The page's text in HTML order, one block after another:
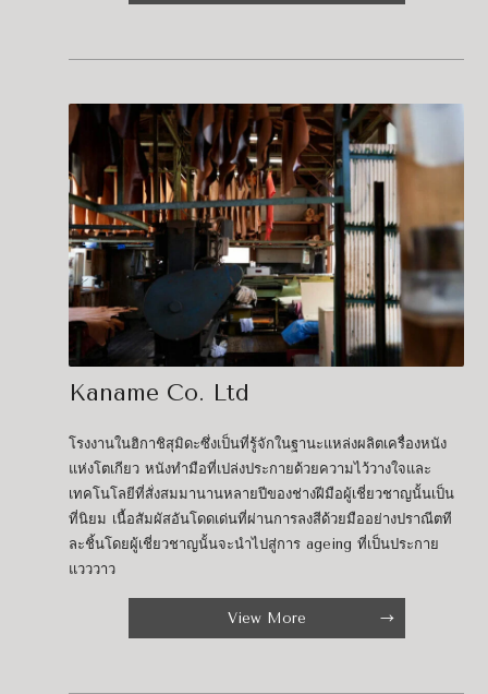
Kaname Co. Ltd
โรงงานในฮิกาชิสุมิดะซึ่งเป็นที่รู้จักในฐานะแหล่งผลิตเครื่องหนัง
แห่งโตเกียว หนังทำมือที่เปล่งประกายด้วยความไว้วางใจและ
เทคโนโลยีที่สั่งสมมานานหลายปีของช่างฝีมือผู้เชี่ยวชาญนั้นเป็น
ที่นิยม เนื้อสัมผัสอันโดดเด่นที่ผ่านการลงสีด้วยมืออย่างปราณีตที
ละชิ้นโดยผู้เชี่ยวชาญนั้นจะนำไปสู่การ ageing ที่เป็นประกาย
แวววาว
View More